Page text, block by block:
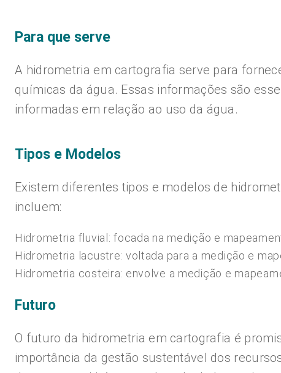
Para que serve
A hidrometria em cartografia serve para
químicas da água. Essas informações são
informadas em relação ao uso da água.
Tipos e Modelos
Existem diferentes tipos e modelos de
incluem:
Hidrometria fluvial: focada na medição e
Hidrometria lacustre: voltada para a medição e
Hidrometria costeira: envolve a medição e
Futuro
O futuro da hidrometria em cartografia é
importância da gestão sustentável dos